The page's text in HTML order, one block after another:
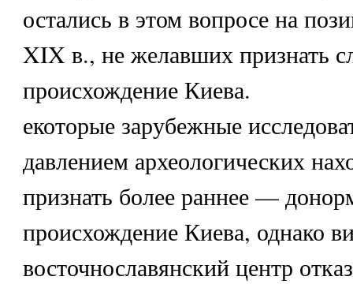
остались в этом вопросе на
XIX в., не желавших признать
происхождение Киева.
екоторые зарубежные
давлением археологических
признать более раннее —
происхождение Киева, однако
восточнославянский центр